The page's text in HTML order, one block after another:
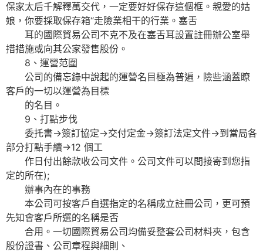
保家太后千解釋萬交代，一定要好好保存這個框。親愛的姑
娘，你要採取保存箱“走險業相干的行業。塞舌
耳的國際貿易公司不克不及在塞舌耳設置註冊辦公室舉
措措施或向其公家發售股份。
8、運營范圍
公司的備忘錄中說起的運營名目極為普遍，險些涵蓋瞭
客戶的一切以運營為目標
的名目。
9、打點步伐
委托書→簽訂協定→交付定金→簽訂法定文件→到當局各
部分打點手續→12 個工
作日付出餘款收公司文件。公司文件可以間接寄到您指
定的所在);
辦事內在的事務
本公司可按客戶自選指定的名稱成立註冊公司，更可預
先知會客戶所選的名稱是否
合用。一切國際貿易公司均備妥整套公司材料夾，包含
股份證書、公司章程與細則、